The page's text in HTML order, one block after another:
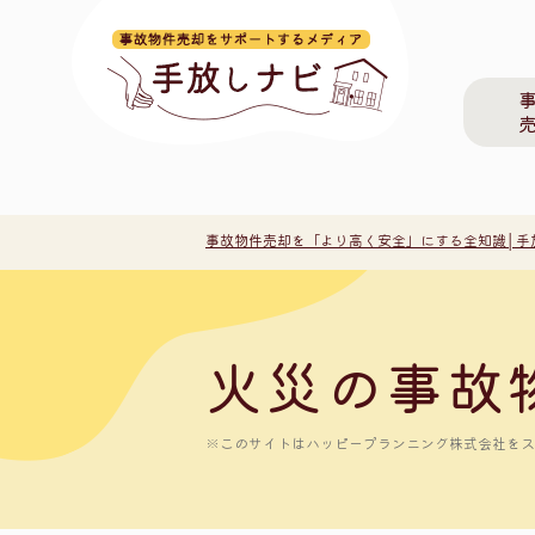
事故物件売却を「より高く安全」にする全知識│手
火災の事故
※このサイトはハッピープランニング株式会社を